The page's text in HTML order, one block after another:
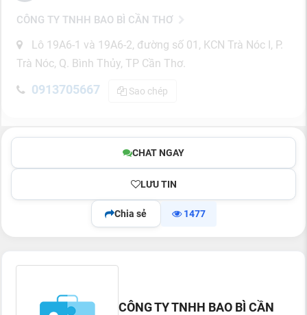
CÔNG TY TNHH BAO BÌ CẦN THƠ
Lô 19A6-1 và 19A6-2, đường số 01, KCN Trà Nóc I, P.
Trà Nóc, Q. Bình Thủy, TP Cần Thơ.
0913705667 Sao chép
CHAT NGAY
LƯU TIN
Chia sẻ 1477
CÔNG TY TNHH BAO BÌ CẦN